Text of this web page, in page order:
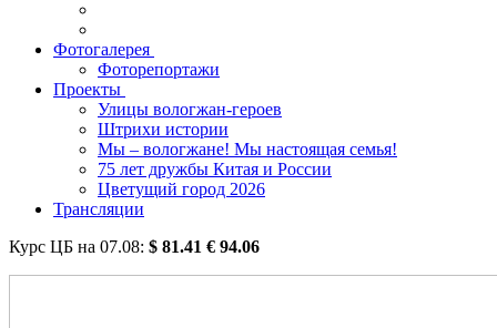
Фотогалерея
Фоторепортажи
Проекты
Улицы вологжан-героев
Штрихи истории
Мы – вологжане! Мы настоящая семья!
75 лет дружбы Китая и России
Цветущий город 2026
Трансляции
Курс ЦБ на 07.08: $ 81.41 € 94.06